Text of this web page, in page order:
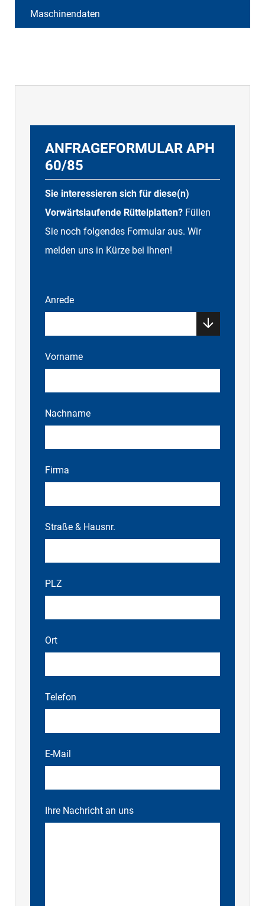
Maschinendaten
ANFRAGEFORMULAR APH
60/85
Sie interessieren sich für diese(n)
Vorwärtslaufende Rüttelplatten? Füllen
Sie noch folgendes Formular aus. Wir
melden uns in Kürze bei Ihnen!
Anrede
Vorname
Nachname
Firma
Straße & Hausnr.
PLZ
Ort
Telefon
E-Mail
Ihre Nachricht an uns